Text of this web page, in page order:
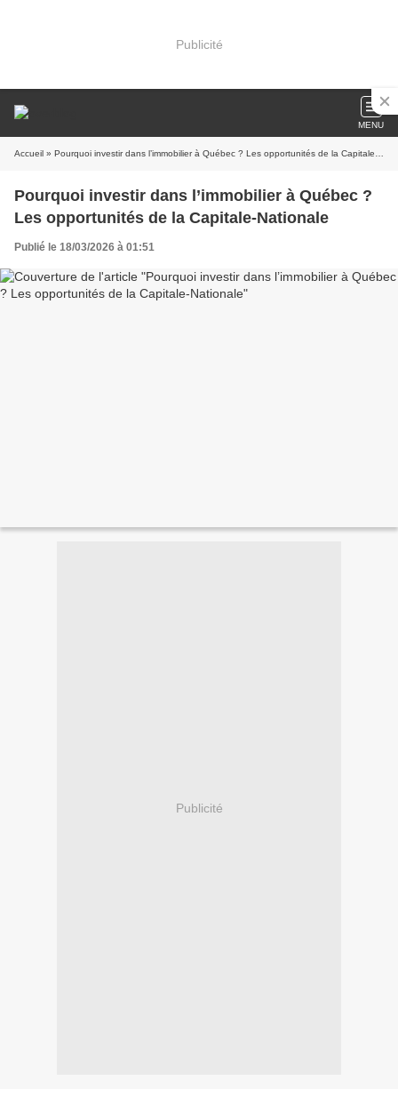
Publicité
MENU
Accueil » Pourquoi investir dans l’immobilier à Québec ? Les opportunités de la Capitale-Nationale
Pourquoi investir dans l’immobilier à Québec ?
Les opportunités de la Capitale-Nationale
Publié le 18/03/2026 à 01:51
Publicité